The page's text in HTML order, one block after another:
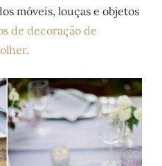
móveis, louças e objetos
de decoração de